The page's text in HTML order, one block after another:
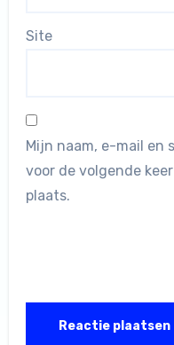
Site
Mijn naam, e-mail en
voor de volgende
plaats.